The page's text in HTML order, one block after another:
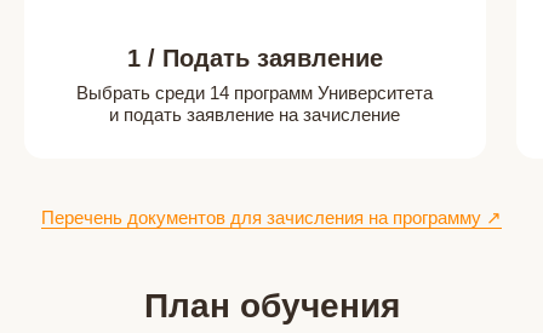
1 / Подать заявление
Выбрать среди 14 программ Университета
и подать заявление на зачисление
Перечень документов для зачисления на программу ↗
План обучения